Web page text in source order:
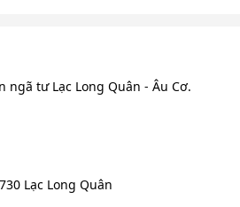
ngã tư Lạc Long Quân - Âu Cơ.
Lạc Long Quân